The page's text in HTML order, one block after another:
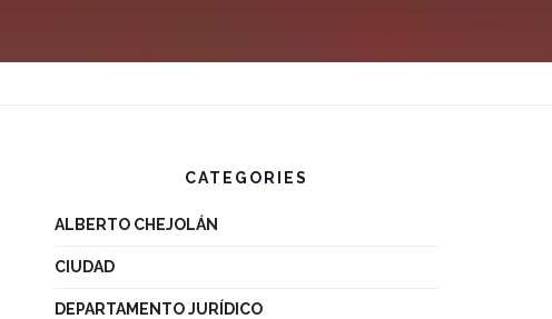
CATEGORIES
ALBERTO CHEJOLÁN
CIUDAD
DEPARTAMENTO JURÍDICO